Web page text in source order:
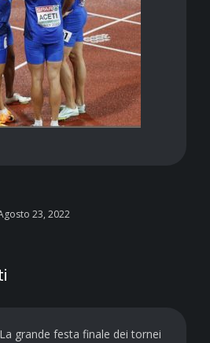
23, 2022
La grande festa finale dei tornei